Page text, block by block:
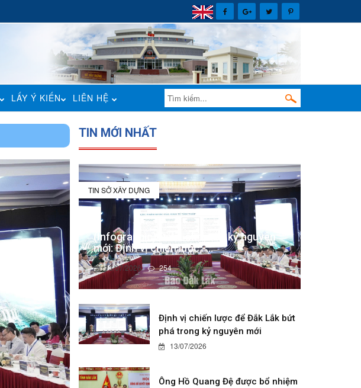
LẤY Ý KIẾN LIÊN HỆ
TIN MỚI NHẤT
TIN SỞ XÂY DỰNG
(Infographic) Đắk Lắk trong kỷ nguyên
mới: Định vị chiến lược -...
13/07/2026 254
Định vị chiến lược để Đắk Lắk bứt
phá trong kỷ nguyên mới
13/07/2026
Ông Hồ Quang Đệ được bổ nhiệm